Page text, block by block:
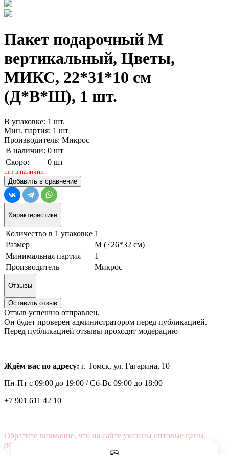
Пакет подарочный M
вертикальный, Цветы,
МИКС, 22*31*10 см
(Д*В*Ш), 1 шт.
В упаковке: 1 шт.
Мин. партия: 1 шт
Производитель: Микрос
В наличии: 0 шт
Скоро:
0 шт
нет в наличии
Добавить в сравнение
Характеристики
Количество в 1 упаковке 1
Размер
M (~26*32 см)
Минимальная партия
1
Производитель
Микрос
Отзывы
Оставить отзыв
Отзыв успешно отправлен.
Он будет проверен администратором перед публикацией.
Перед публикацией отзывы проходят модерацию
Ждём вас по адресу: г. Томск, ул. Гагарина, 10
Пн-Пт с 09:00 до 19:00 /Сб-Вс 09:00 до 18:00
+7 901 611 42 10
Обратите внимание, что на сайте указаны оптовые цены,
действующие при первом заказе от 3000 рублей.